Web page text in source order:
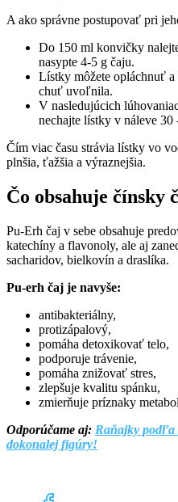
A ako správne postupovať pri
Do 150 ml konvičky
nasypte 4-5 g čaju.
Lístky môžete opláchnuť
chuť uvoľnila.
V nasledujúcich
nechajte lístky v náleve 30
Čím viac času strávia lístky vo
plnšia, ťažšia a výraznejšia.
Čo obsahuje čínsky
Pu-Erh čaj v sebe obsahuje
katechíny a flavonoly, ale aj
sacharidov, bielkovín a draslíka.
Pu-erh čaj je navyše:
antibakteriálny,
protizápalový,
pomáha detoxikovať telo,
podporuje trávenie,
pomáha znižovať stres,
zlepšuje kvalitu spánku,
zmierňuje príznaky
Odporúčame aj: Raňajky podľa
dokonalej figúry!